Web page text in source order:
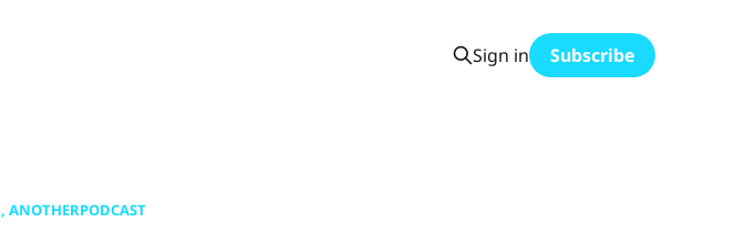
Sign in Subscribe
ANOTHERPODCAST